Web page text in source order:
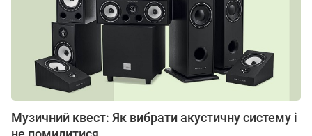
Музичний квест: Як вибрати акустичну систему і